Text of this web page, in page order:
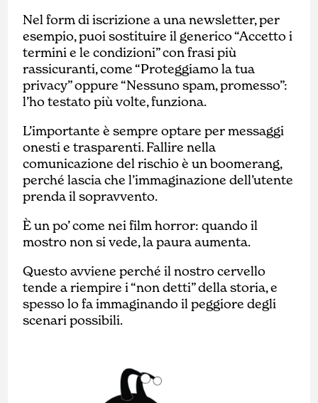
Nel form di iscrizione a una newsletter, per
esempio, puoi sostituire il generico “Accetto i
termini e le condizioni” con frasi più
rassicuranti, come “Proteggiamo la tua
privacy” oppure “Nessuno spam, promesso”:
l’ho testato più volte, funziona.
L’importante è sempre optare per messaggi
onesti e trasparenti. Fallire nella
comunicazione del rischio è un boomerang,
perché lascia che l’immaginazione dell’utente
prenda il sopravvento.
È un po’ come nei film horror: quando il
mostro non si vede, la paura aumenta.
Questo avviene perché il nostro cervello
tende a riempire i “non detti” della storia, e
spesso lo fa immaginando il peggiore degli
scenari possibili.